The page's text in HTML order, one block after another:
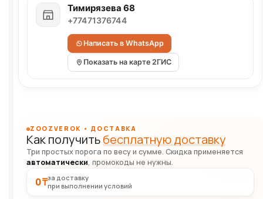
Тимирязева 68
+77471376744
Написать в WhatsApp
Показать на карте 2ГИС
ZOOZVEROK • ДОСТАВКА
Как получитьбесплатную доставку
Три простых порога по весу и сумме. Скидка применяется
автоматически, промокоды не нужны.
0 ₸за доставку
при выполнении условий